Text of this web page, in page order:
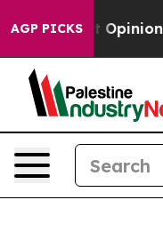
AGP PICKS
Post Opinion